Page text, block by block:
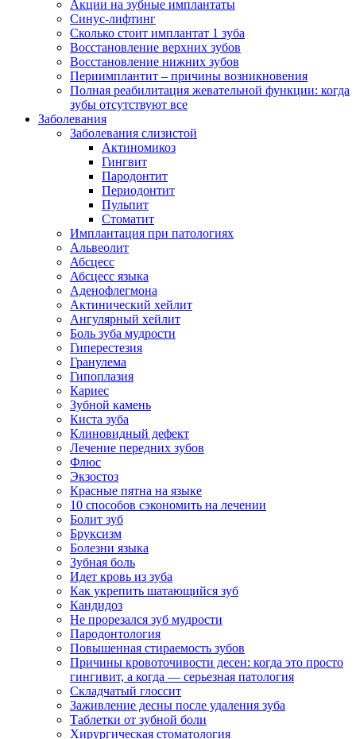
Акции на зубные имплантаты
Синус-лифтинг
Сколько стоит имплантат 1 зуба
Восстановление верхних зубов
Восстановление нижних зубов
Периимплантит – причины возникновения
Полная реабилитация жевательной функции: когда
зубы отсутствуют все
Заболевания
Заболевания слизистой
Актиномикоз
Гингвит
Пародонтит
Периодонтит
Пульпит
Стоматит
Имплантация при патологиях
Альвеолит
Абсцесс
Абсцесс языка
Аденофлегмона
Актинический хейлит
Ангулярный хейлит
Боль зуба мудрости
Гиперестезия
Гранулема
Гипоплазия
Кариес
Зубной камень
Киста зуба
Клиновидный дефект
Лечение передних зубов
Флюс
Экзостоз
Красные пятна на языке
10 способов сэкономить на лечении
Болит зуб
Бруксизм
Болезни языка
Зубная боль
Идет кровь из зуба
Как укрепить шатающийся зуб
Кандидоз
Не прорезался зуб мудрости
Пародонтология
Повышенная стираемость зубов
Причины кровоточивости десен: когда это просто
гингивит, а когда — серьезная патология
Складчатый глоссит
Заживление десны после удаления зуба
Таблетки от зубной боли
Хирургическая стоматология